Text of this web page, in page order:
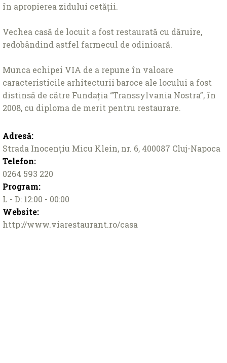
în apropierea zidului cetăţii.
Vechea casă de locuit a fost restaurată cu dăruire,
redobândind astfel farmecul de odinioară.
Munca echipei VIA de a repune în valoare
caracteristicile arhitecturii baroce ale locului a fost
distinsă de către Fundaţia “Transsylvania Nostra”, în
2008, cu diploma de merit pentru restaurare.
Adresă:
Strada Inocențiu Micu Klein, nr. 6, 400087 Cluj-Napoca
Telefon:
0264 593 220
Program:
L - D: 12:00 - 00:00
Website:
http://www.viarestaurant.ro/casa